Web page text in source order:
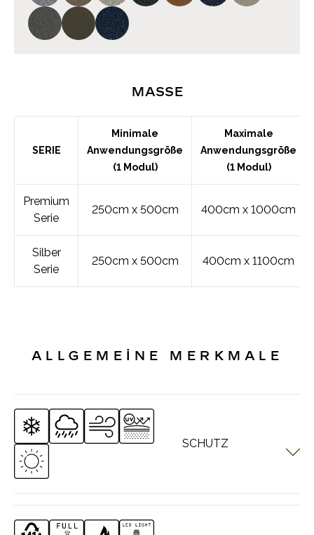
Maße
SERIE
Minimale
Anwendungsgröße
(1 Modul)
Maximale
Anwendungsgröße
(1 Modul)
Premium
Serie
250cm x 500cm 400cm x 1000cm
Silber
Serie
250cm x 500cm 400cm x 1100cm
ALLGEMEİNE MERKMALE
SCHUTZ
PERGOTECH Systeme sind für alle Wetterbedingungen
Schutzfunktion.